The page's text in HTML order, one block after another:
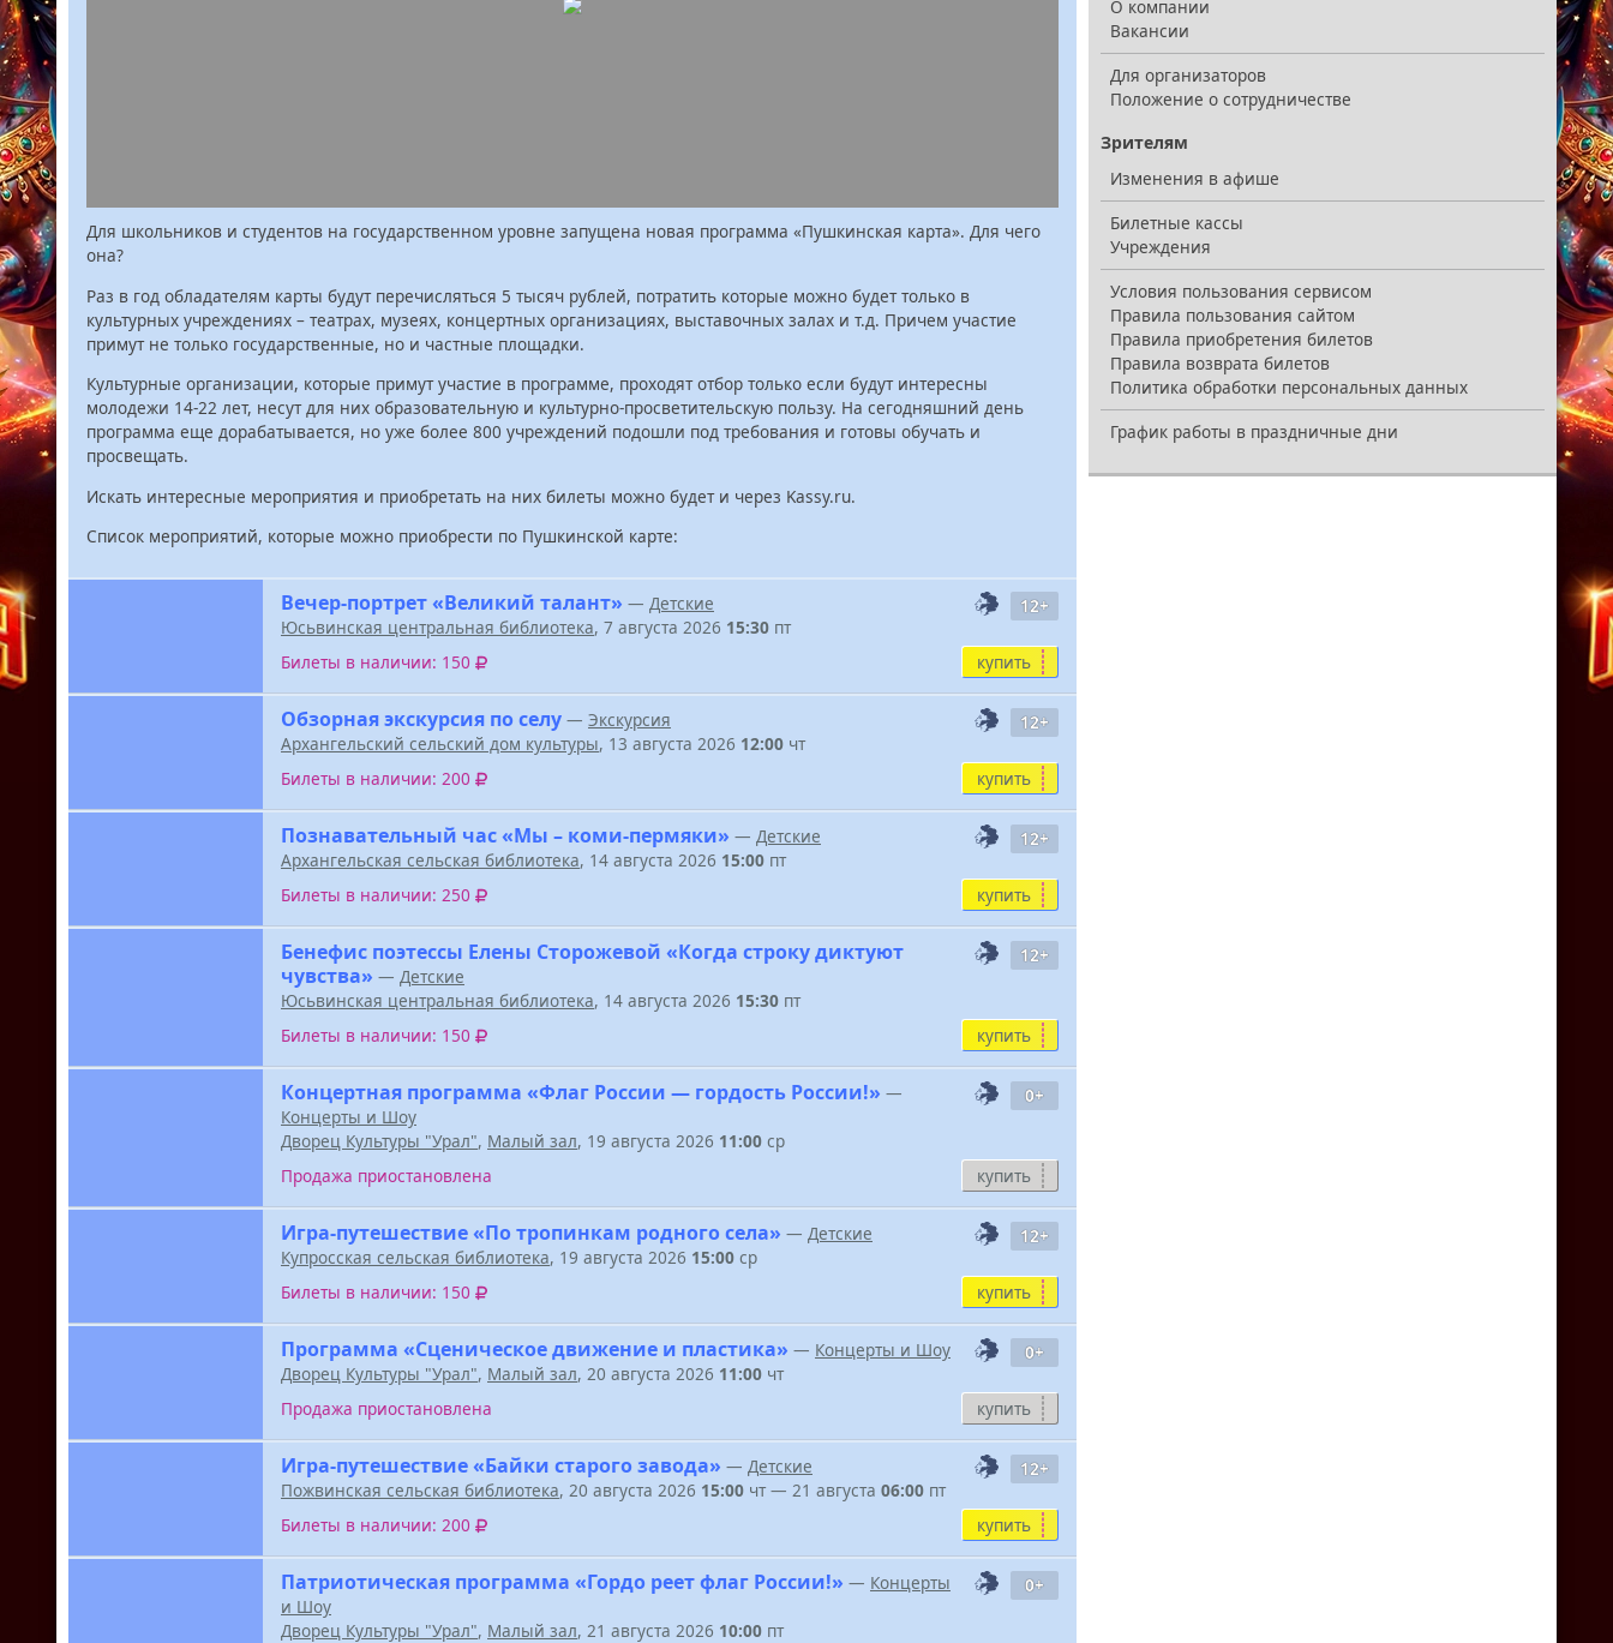
Для школьников и студентов на государственном уровне запущена новая программа «Пушкинская карта». Для чего
она?
Раз в год обладателям карты будут перечисляться 5 тысяч рублей, потратить которые можно будет только в
культурных учреждениях – театрах, музеях, концертных организациях, выставочных залах и т.д. Причем участие
примут не только государственные, но и частные площадки.
Культурные организации, которые примут участие в программе, проходят отбор только если будут интересны
молодежи 14-22 лет, несут для них образовательную и культурно-просветительскую пользу. На сегодняшний день
программа еще дорабатывается, но уже более 800 учреждений подошли под требования и готовы обучать и
просвещать.
Искать интересные мероприятия и приобретать на них билеты можно будет и через Kassy.ru.
Список мероприятий, которые можно приобрести по Пушкинской карте:
12+
Вечер-портрет «Великий талант» — Детские
Юсьвинская центральная библиотека, 7 августа 2026 15:30 пт
Билеты в наличии: 150
купить
12+
Обзорная экскурсия по селу — Экскурсия
Архангельский сельский дом культуры, 13 августа 2026 12:00 чт
Билеты в наличии: 200
купить
12+
Познавательный час «Мы – коми-пермяки» — Детские
Архангельская сельская библиотека, 14 августа 2026 15:00 пт
Билеты в наличии: 250
купить
12+
Бенефис поэтессы Елены Сторожевой «Когда строку диктуют
чувства» — Детские
Юсьвинская центральная библиотека, 14 августа 2026 15:30 пт
Билеты в наличии: 150
купить
0+
Концертная программа «Флаг России — гордость России!» —
Концерты и Шоу
Дворец Культуры "Урал", Малый зал, 19 августа 2026 11:00 ср
Продажа приостановлена
купить
12+
Игра-путешествие «По тропинкам родного села» — Детские
Купросская сельская библиотека, 19 августа 2026 15:00 ср
Билеты в наличии: 150
купить
0+
Программа «Сценическое движение и пластика» — Концерты и Шоу
Дворец Культуры "Урал", Малый зал, 20 августа 2026 11:00 чт
Продажа приостановлена
купить
12+
Игра-путешествие «Байки старого завода» — Детские
Пожвинская сельская библиотека, 20 августа 2026 15:00 чт — 21 августа 06:00 пт
Билеты в наличии: 200
купить
0+
Патриотическая программа «Гордо реет флаг России!» — Концерты
и Шоу
Дворец Культуры "Урал", Малый зал, 21 августа 2026 10:00 пт
О компании
Вакансии
Для организаторов
Положение о сотрудничестве
Зрителям
Изменения в афише
Билетные кассы
Учреждения
Условия пользования сервисом
Правила пользования сайтом
Правила приобретения билетов
Правила возврата билетов
Политика обработки персональных данных
График работы в праздничные дни